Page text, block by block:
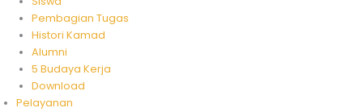
Pembagian Tugas
Histori Kamad
Alumni
5 Budaya Kerja
Download
Pelayanan